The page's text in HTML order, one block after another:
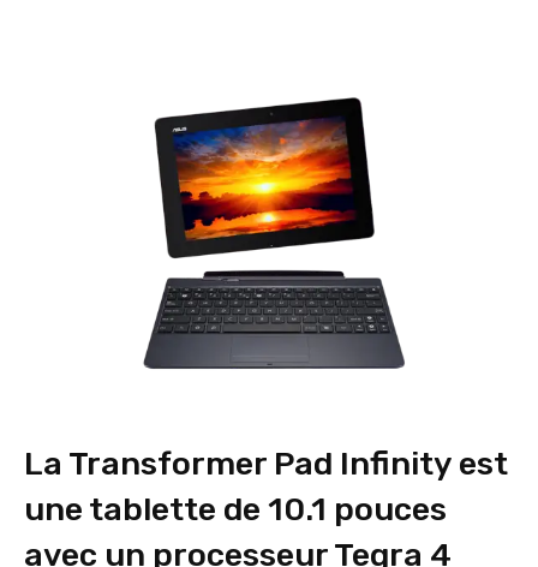
La Transformer Pad Infinity est
une tablette de 10.1 pouces
avec un processeur Tegra 4